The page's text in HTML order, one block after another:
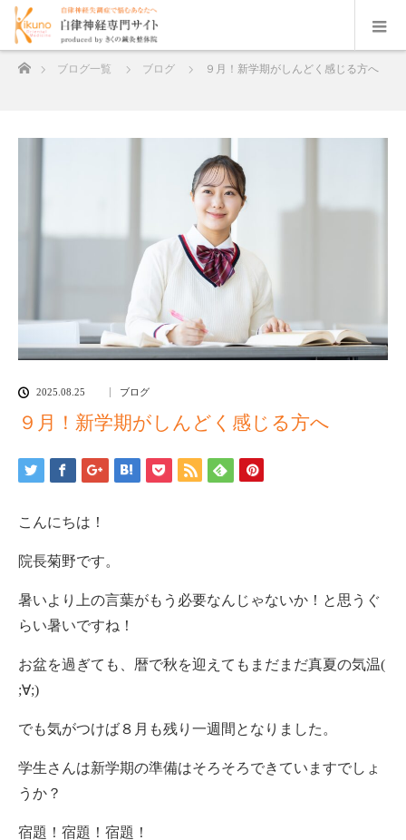
ホームブログ一覧 ブログ ９月！新学期がしんどく感じる方へ
2025.08.25 ブログ
９月！新学期がしんどく感じる方へ
こんにちは！
院長菊野です。
暑いより上の言葉がもう必要なんじゃないか！と思うぐ
らい暑いですね！
お盆を過ぎても、暦で秋を迎えてもまだまだ真夏の気温(
;∀;)
でも気がつけば８月も残り一週間となりました。
学生さんは新学期の準備はそろそろできていますでしょ
うか？
宿題！宿題！宿題！